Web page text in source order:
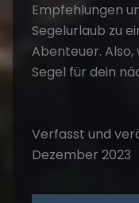
Empfehlungen
Segelurlaub zu
Abenteuer.
Segel für dein
Verfasst und
Dezember 2023